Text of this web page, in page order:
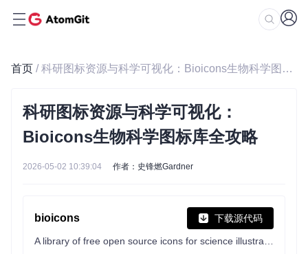
首页 / 科研图标资源与科学可视化：Bioicons生物科学图标库全攻略
科研图标资源与科学可视化：
Bioicons生物科学图标库全攻略
2026-05-02 10:39:04 作者：史锋燃Gardner
bioicons 下载源代码